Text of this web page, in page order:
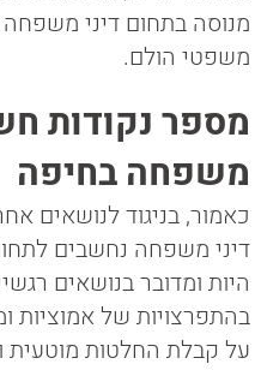
מנוסה בתחום דיני משפחה
משפטי הולם.
מספר נקודות
משפחה בחיפה
כאמור, בניגוד לנושאים
דיני משפחה נחשבים
היות ומדובר בנושאים
בהתפרצויות של
על קבלת החלטות מוטעית